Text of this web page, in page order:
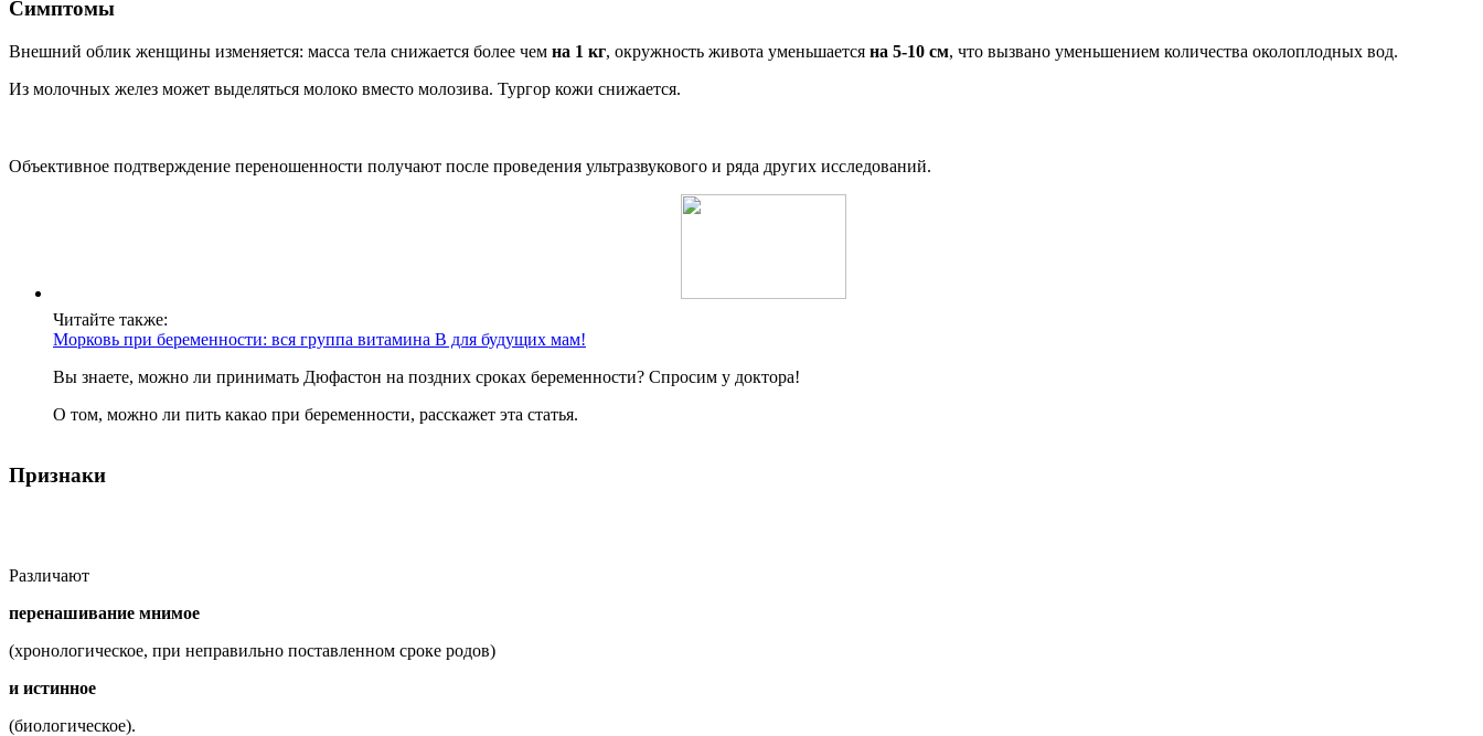
Симптомы
Внешний облик женщины изменяется: масса тела снижается более чем на 1 кг, окружность живота уменьшается на 5-10 см, что вызвано уменьшением количества околоплодных вод.
Из молочных желез может выделяться молоко вместо молозива. Тургор кожи снижается.
Объективное подтверждение переношенности получают после проведения ультразвукового и ряда других исследований.
Читайте также:
Морковь при беременности: вся группа витамина В для будущих мам!
Вы знаете, можно ли принимать Дюфастон на поздних сроках беременности? Спросим у доктора!
О том, можно ли пить какао при беременности, расскажет эта статья.
Признаки
Различают
перенашивание мнимое
(хронологическое, при неправильно поставленном сроке родов)
и истинное
(биологическое).